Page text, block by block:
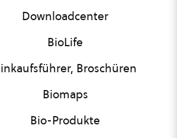
Downloadcenter
BioLife
Broschüren
Biomaps
Bio-Produkte